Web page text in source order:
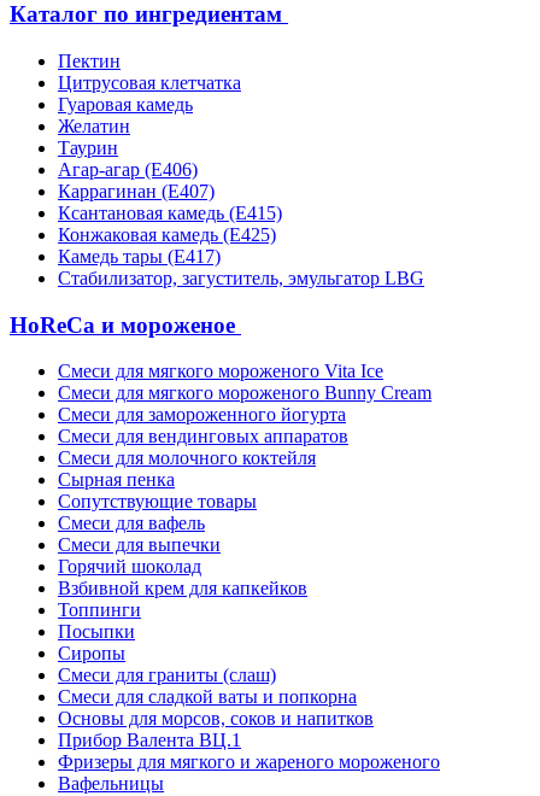
Каталог по ингредиентам
Пектин
Цитрусовая клетчатка
Гуаровая камедь
Желатин
Таурин
Агар-агар (Е406)
Каррагинан (Е407)
Ксантановая камедь (Е415)
Конжаковая камедь (Е425)
Камедь тары (Е417)
Стабилизатор, загуститель, эмульгатор LBG
HoReCa и мороженое
Смеси для мягкого мороженого Vita Ice
Смеси для мягкого мороженого Bunny Cream
Смеси для замороженного йогурта
Смеси для вендинговых аппаратов
Смеси для молочного коктейля
Сырная пенка
Сопутствующие товары
Смеси для вафель
Смеси для выпечки
Горячий шоколад
Взбивной крем для капкейков
Топпинги
Посыпки
Сиропы
Смеси для граниты (слаш)
Смеси для сладкой ваты и попкорна
Основы для морсов, соков и напитков
Прибор Валента ВЦ.1
Фризеры для мягкого и жареного мороженого
Вафельницы